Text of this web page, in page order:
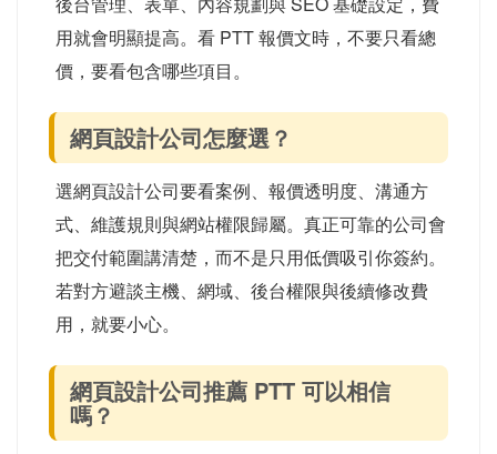
用就會明顯提高。看 PTT 報價文時，不要只看總
價，要看包含哪些項目。
網頁設計公司怎麼選？
選網頁設計公司要看案例、報價透明度、溝通方
式、維護規則與網站權限歸屬。真正可靠的公司會
把交付範圍講清楚，而不是只用低價吸引你簽約。
若對方避談主機、網域、後台權限與後續修改費
用，就要小心。
網頁設計公司推薦 PTT 可以相信
嗎？